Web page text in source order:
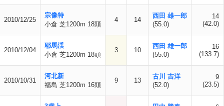
2010/12/25
宗像特
小倉 芝1200m 18頭
4 14
西田 雄一郎
(55.0)
14
(42.0)
2010/12/04
耶馬渓
小倉 芝1200m 18頭
3 10
西田 雄一郎
(55.0)
16
(133.7)
2010/10/31
河北新
福島 芝1200m 16頭
9 13
古川 吉洋
(52.0)
9
(23.5)